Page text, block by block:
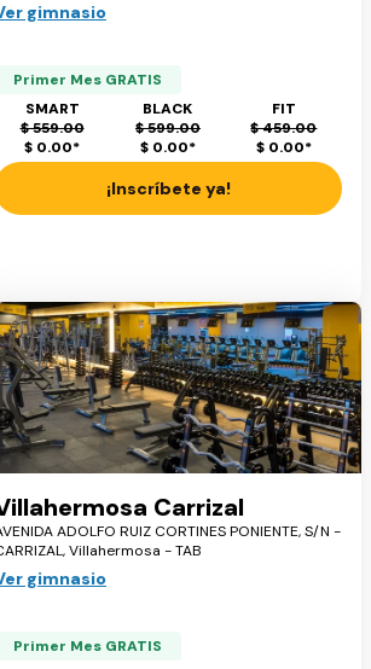
gimnasio
Primer Mes GRATIS
SMART
$ 559.00
$ 0.00*
BLACK
$ 599.00
$ 0.00*
FIT
$ 459.00
$ 0.00*
¡Inscríbete ya!
Carrizal
ADOLFO RUIZ CORTINES PONIENTE, S/N -
Villahermosa - TAB
gimnasio
Primer Mes GRATIS